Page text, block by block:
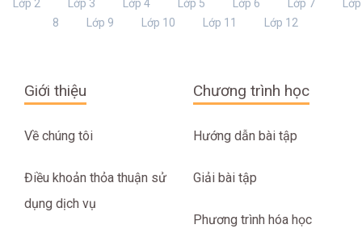
Lớp 2 Lớp 3 Lớp 4 Lớp 5 Lớp 6 Lớp 7
Lớp
8
Lớp 9 Lớp 10 Lớp 11 Lớp 12
Giới thiệu
Về chúng tôi
Điều khoản thỏa thuận sử
dụng dịch vụ
Chương trình học
Hướng dẫn bài tập
Giải bài tập
Phương trình hóa học